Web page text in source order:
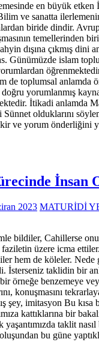
en büyük etken
ve sanatta
biride dindir.
temellerinden
dışına çıkmış dini
Günümüzde islam
de toplumsal anlamda
yorumlanmış
İtikadi anlamda
olduklarını
ve yorum önderliğini
İnsan
2023 MATURİDİ
bildiler, Cahillerse
üzere icma
hem de köleler.
İsterseniz taklidin bir
örneğe benzemeye
konuşmasını
şey, imitasyon Bu
kattıklarına bir
taklit
bu güne